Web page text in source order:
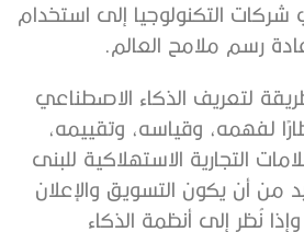
التكنولوجيا إلى استخدام
رسم ملامح العالم.
لتعريف الذكاء الاصطناعي
لفهمه، وقياسه، وتقييمه،
التجارية الاستهلاكية للبنى
بد من أن يكون التسويق والإعلان
نُظر إلى أنظمة الذكاء